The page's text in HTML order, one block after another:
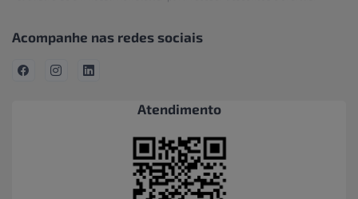
Acompanhe nas redes sociais
Atendimento